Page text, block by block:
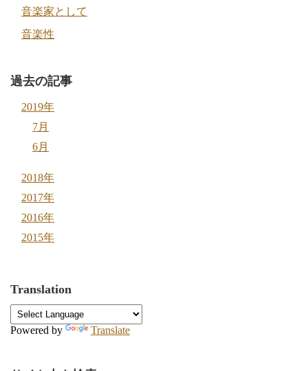
音楽家として
音楽性
過去の記事
2019年
7月
6月
2018年
2017年
2016年
2015年
Translation
Powered by Translate